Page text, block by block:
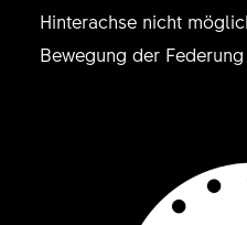
Hinterachse nicht
Bewegung der